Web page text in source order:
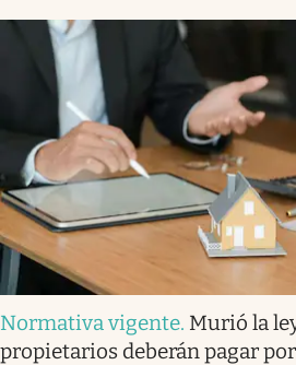
Normativa vigente. Murió la
propietarios deberán pagar